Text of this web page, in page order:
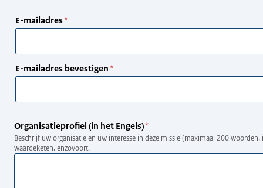
E-
mailadres
E-mailadres
E-mailadres bevestigen
Organisatieprofiel (in het Engels)
Beschrijf uw organisatie en uw interesse in deze missie (maximaal 200
waardeketen, enzovoort.